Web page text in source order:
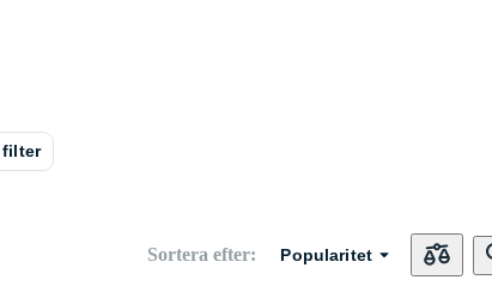
filter
Sortera efter: Popularitet